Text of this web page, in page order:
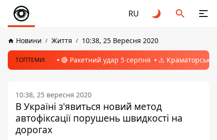
RU
Новини Життя 10:38, 25 Вересня 2020
ТОПТЕМИ: 🔴 Ракетний удар 5 серпня ⚠️ Краматорськ,
10:38, 25 вересня 2020
В Україні з'явиться новий метод
автофіксації порушень швидкості на
дорогах